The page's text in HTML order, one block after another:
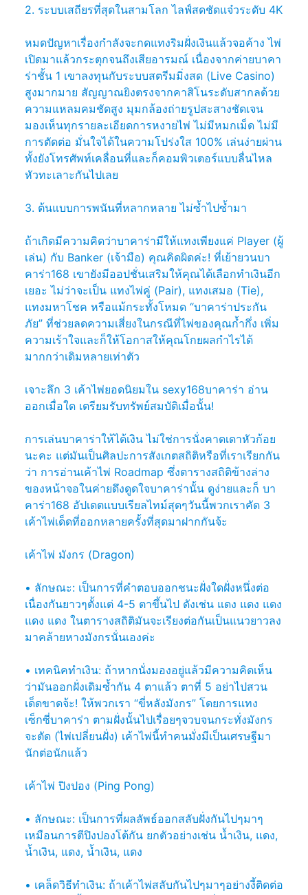
2. ระบบเสถียรที่สุดในสามโลก ไลฟ์สดชัดแจ๋วระดับ 4K
หมดปัญหาเรื่องกำลังจะกดแทงริมฝั่งเงินแล้วจอค้าง ไพ่
เปิดมาแล้วกระตุกจนถึงเสียอารมณ์ เนื่องจากค่ายบาคา
ร่าชั้น 1 เขาลงทุนกับระบบสตรีมมิ่งสด (Live Casino)
สูงมากมาย สัญญาณยิงตรงจากคาสิโนระดับสากลด้วย
ความแหลมคมชัดสูง มุมกล้องถ่ายรูปสะสางชัดเจน
มองเห็นทุกรายละเอียดการหงายไพ่ ไม่มีหมกเม็ด ไม่มี
การตัดต่อ มั่นใจได้ในความโปร่งใส 100% เล่นง่ายผ่าน
ทั้งยังโทรศัพท์เคลื่อนที่และก็คอมพิวเตอร์แบบลื่นไหล
หัวทะเลาะกันไปเลย
3. ต้นแบบการพนันที่หลากหลาย ไม่ซ้ำไปซ้ำมา
ถ้าเกิดมีความคิดว่าบาคาร่ามีให้แทงเพียงแค่ Player (ผู้
เล่น) กับ Banker (เจ้ามือ) คุณคิดผิดค่ะ! ที่เย้ายวนบา
คาร่า168 เขายังมีออปชั่นเสริมให้คุณได้เลือกทำเงินอีก
เยอะ ไม่ว่าจะเป็น แทงไพ่คู่ (Pair), แทงเสมอ (Tie),
แทงมหาโชค หรือแม้กระทั้งโหมด “บาคาร่าประกัน
ภัย” ที่ช่วยลดความเสี่ยงในกรณีที่ไพ่ของคุณก้ำกึ่ง เพิ่ม
ความเร้าใจและก็ให้โอกาสให้คุณโกยผลกำไรได้
มากกว่าเดิมหลายเท่าตัว
เจาะลึก 3 เค้าไพ่ยอดนิยมใน sexy168บาคาร่า อ่าน
ออกเมื่อใด เตรียมรับทรัพย์สมบัติเมื่อนั้น!
การเล่นบาคาร่าให้ได้เงิน ไม่ใช่การนั่งคาดเดาหัวก้อย
นะคะ แต่มันเป็นศิลปะการสังเกตสถิติหรือที่เราเรียกกัน
ว่า การอ่านเค้าไพ่ Roadmap ซึ่งตารางสถิติข้างล่าง
ของหน้าจอในค่ายดึงดูดใจบาคาร่านั้น ดูง่ายและก็ บา
คาร่า168 อัปเดตแบบเรียลไทม์สุดๆวันนี้พวกเราคัด 3
เค้าไพ่เด็ดที่ออกหลายครั้งที่สุดมาฝากกันจ้ะ
เค้าไพ่ มังกร (Dragon)
• ลักษณะ: เป็นการที่คำตอบออกชนะฝั่งใดฝั่งหนึ่งต่อ
เนื่องกันยาวๆตั้งแต่ 4-5 ตาขึ้นไป ดังเช่น แดง แดง แดง
แดง แดง ในตารางสถิติมันจะเรียงต่อกันเป็นแนวยาวลง
มาคล้ายหางมังกรนั่นเองค่ะ
• เทคนิคทำเงิน: ถ้าหากนั่งมองอยู่แล้วมีความคิดเห็น
ว่ามันออกฝั่งเดิมซ้ำกัน 4 ตาแล้ว ตาที่ 5 อย่าไปสวน
เด็ดขาดจ้ะ! ให้พวกเรา “ขี่หลังมังกร” โดยการแทง
เซ็กซี่บาคาร่า ตามฝั่งนั้นไปเรื่อยๆจวบจนกระทั่งมังกร
จะตัด (ไพ่เปลี่ยนฝั่ง) เค้าไพ่นี้ทำคนมั่งมีเป็นเศรษฐีมา
นักต่อนักแล้ว
เค้าไพ่ ปิงปอง (Ping Pong)
• ลักษณะ: เป็นการที่ผลลัพธ์ออกสลับฝั่งกันไปๆมาๆ
เหมือนการตีปิงปองโต้กัน ยกตัวอย่างเช่น น้ำเงิน, แดง,
น้ำเงิน, แดง, น้ำเงิน, แดง
• เคล็ดวิธีทำเงิน: ถ้าเค้าไพ่สลับกันไปๆมาๆอย่างงี้ติดต่อ